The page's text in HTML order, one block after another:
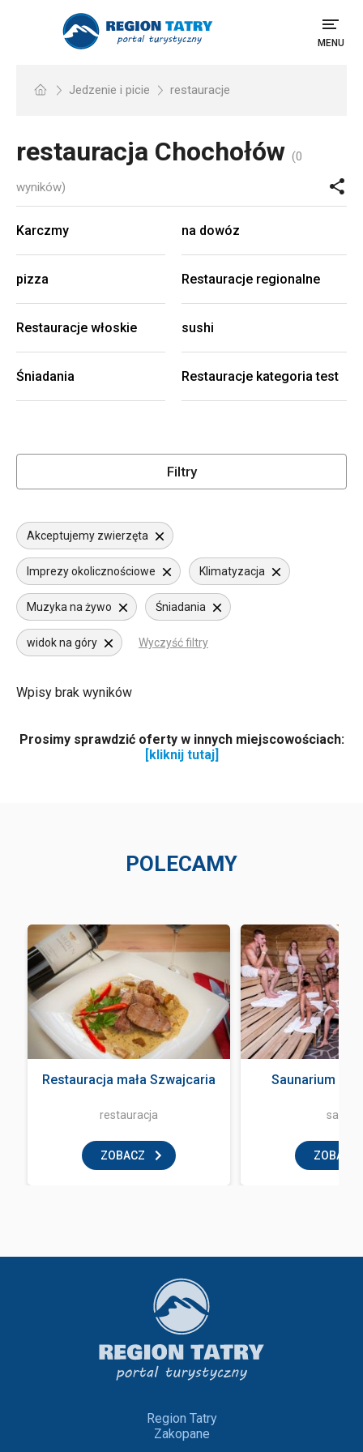
MENU
Jedzenie i picie restauracje
restauracja Chochołów (0
wyników)
Karczmy na dowóz
pizza Restauracje regionalne
Restauracje włoskie sushi
Śniadania Restauracje kategoria test
Filtry
Akceptujemy zwierzęta
Imprezy okolicznościowe Klimatyzacja
Muzyka na żywo Śniadania
widok na góry Wyczyść filtry
Wpisy brak wyników
Prosimy sprawdzić oferty w innych miejscowościach:
[kliknij tutaj]
POLECAMY
Restauracja mała Szwajcaria
restauracja
ZOBACZ
Saunarium
sauna
ZOBACZ
Region Tatry
Zakopane